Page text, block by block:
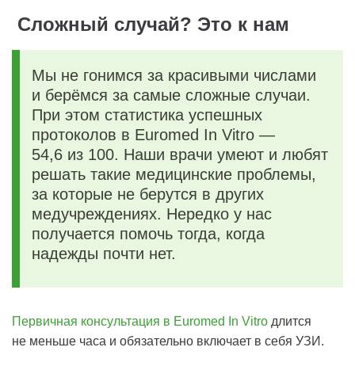
Сложный случай? Это к нам
Мы не гонимся за красивыми числами
и берёмся за самые сложные случаи.
При этом статистика успешных
протоколов в Euromed In Vitro —
54,6 из 100. Наши врачи умеют и любят
решать такие медицинские проблемы,
за которые не берутся в других
медучреждениях. Нередко у нас
получается помочь тогда, когда
надежды почти нет.
Первичная консультация в Euromed In Vitro длится
не меньше часа и обязательно включает в себя УЗИ.